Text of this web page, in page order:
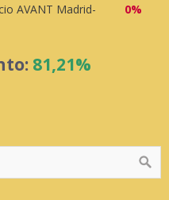
AVANT Madrid-
0%
81,21%